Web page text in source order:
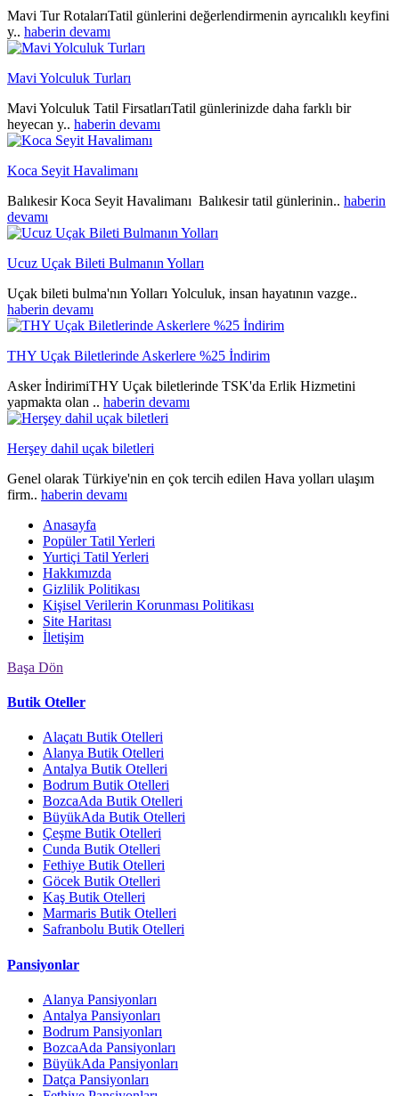
Mavi Tur RotalarıTatil günlerini değerlendirmenin ayrıcalıklı keyfini
y.. haberin devamı
Mavi Yolculuk Turları
Mavi Yolculuk Tatil FirsatlarıTatil günlerinizde daha farklı bir
heyecan y.. haberin devamı
Koca Seyit Havalimanı
Balıkesir Koca Seyit Havalimanı Balıkesir tatil günlerinin.. haberin
devamı
Ucuz Uçak Bileti Bulmanın Yolları
Uçak bileti bulma'nın Yolları Yolculuk, insan hayatının vazge..
haberin devamı
THY Uçak Biletlerinde Askerlere %25 İndirim
Asker İndirimiTHY Uçak biletlerinde TSK'da Erlik Hizmetini
yapmakta olan .. haberin devamı
Herşey dahil uçak biletleri
Genel olarak Türkiye'nin en çok tercih edilen Hava yolları ulaşım
firm.. haberin devamı
Anasayfa
Popüler Tatil Yerleri
Yurtiçi Tatil Yerleri
Hakkımızda
Gizlilik Politikası
Kişisel Verilerin Korunması Politikası
Site Haritası
İletişim
Başa Dön
Butik Oteller
Alaçatı Butik Otelleri
Alanya Butik Otelleri
Antalya Butik Otelleri
Bodrum Butik Otelleri
BozcaAda Butik Otelleri
BüyükAda Butik Otelleri
Çeşme Butik Otelleri
Cunda Butik Otelleri
Fethiye Butik Otelleri
Göcek Butik Otelleri
Kaş Butik Otelleri
Marmaris Butik Otelleri
Safranbolu Butik Otelleri
Pansiyonlar
Alanya Pansiyonları
Antalya Pansiyonları
Bodrum Pansiyonları
BozcaAda Pansiyonları
BüyükAda Pansiyonları
Datça Pansiyonları